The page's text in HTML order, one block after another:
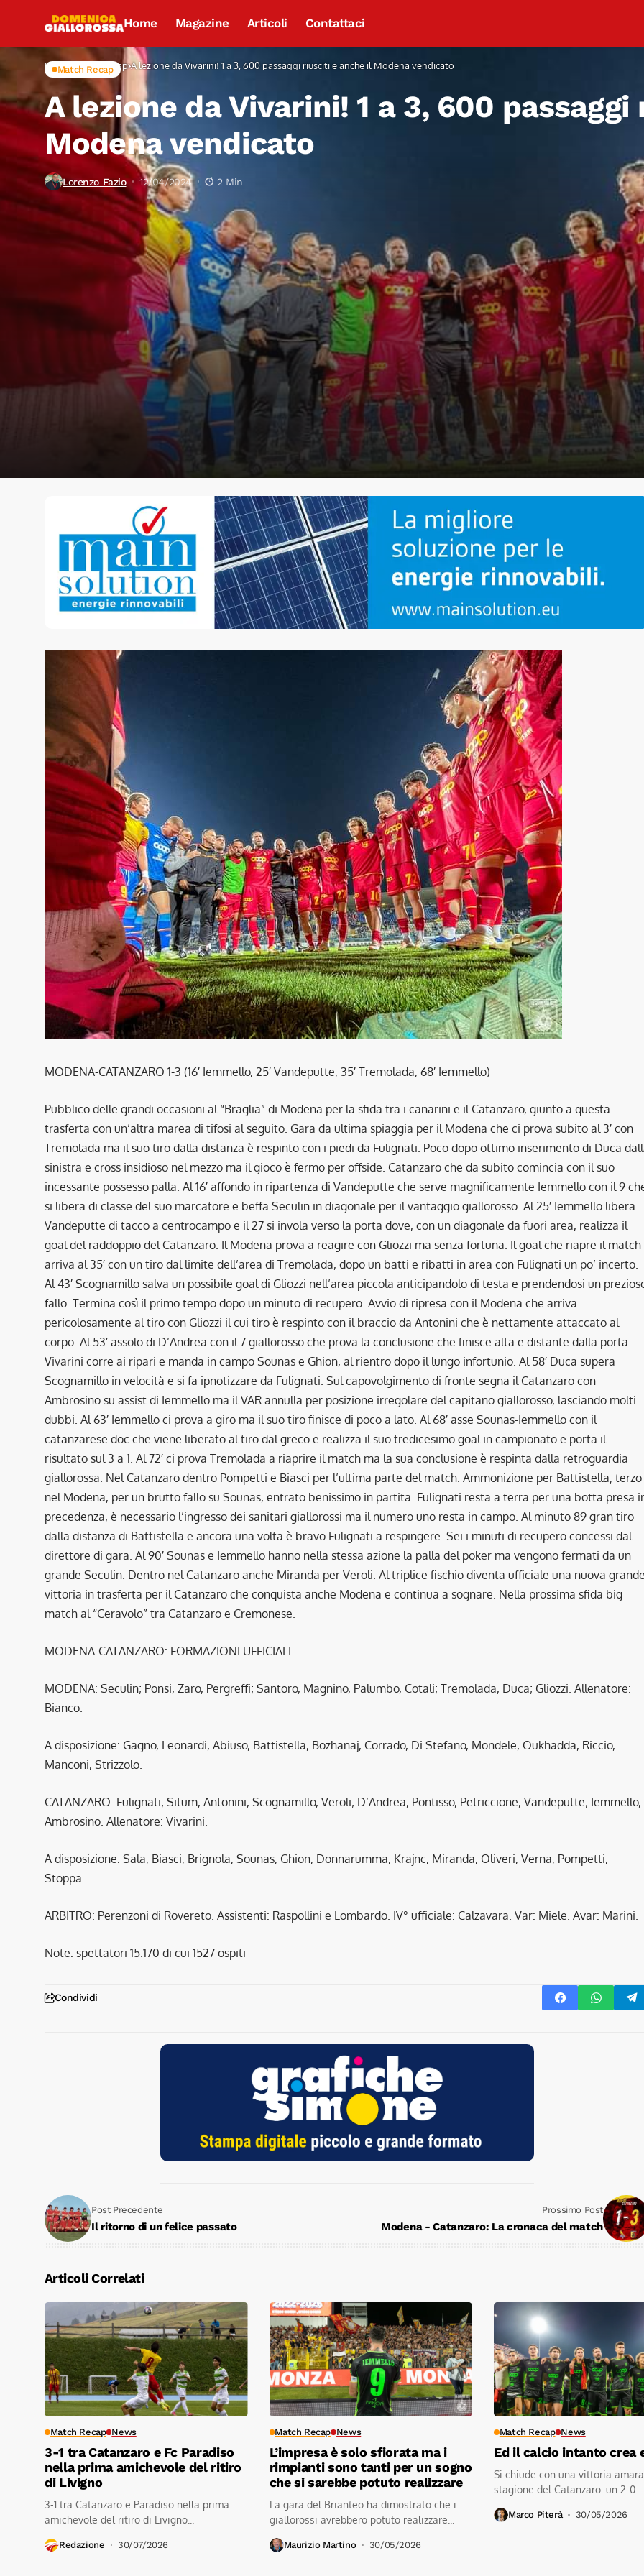
Home Magazine Articoli Contattaci
Home Match Recap A lezione da Vivarini! 1 a 3, 600 passaggi riusciti e anche il Modena vendicato
Match Recap
A lezione da Vivarini! 1 a 3, 600
Modena vendicato
Lorenzo Fazio 12/04/2024 2 Min
MODENA-CATANZARO 1-3 (16′ Iemmello, 25′ Vandeputte, 35′ Tremolada, 68′ Iemmello)
Pubblico delle grandi occasioni al “Braglia” di Modena per la sfida tra i canarini e il Catanzaro, giunto a questa
trasferta con un’altra marea di tifosi al seguito. Gara da ultima spiaggia per il Modena che ci prova subito al 3′ con
Tremolada ma il suo tiro dalla distanza è respinto con i piedi da Fulignati. Poco dopo ottimo inserimento di Duca
sinistra e cross insidioso nel mezzo ma il gioco è fermo per offside. Catanzaro che da subito comincia con il suo
incessante possesso palla. Al 16′ affondo in ripartenza di Vandeputte che serve magnificamente Iemmello con il 9
si libera di classe del suo marcatore e beffa Seculin in diagonale per il vantaggio giallorosso. Al 25′ Iemmello libera
Vandeputte di tacco a centrocampo e il 27 si invola verso la porta dove, con un diagonale da fuori area, realizza il
goal del raddoppio del Catanzaro. Il Modena prova a reagire con Gliozzi ma senza fortuna. Il goal che riapre il match
arriva al 35′ con un tiro dal limite dell’area di Tremolada, dopo un batti e ribatti in area con Fulignati un po’ incerto.
Al 43′ Scognamillo salva un possibile goal di Gliozzi nell’area piccola anticipandolo di testa e prendendosi un
fallo. Termina così il primo tempo dopo un minuto di recupero. Avvio di ripresa con il Modena che arriva
pericolosamente al tiro con Gliozzi il cui tiro è respinto con il braccio da Antonini che è nettamente attaccato al
corpo. Al 53′ assolo di D’Andrea con il 7 giallorosso che prova la conclusione che finisce alta e distante dalla porta.
Vivarini corre ai ripari e manda in campo Sounas e Ghion, al rientro dopo il lungo infortunio. Al 58′ Duca supera
Scognamillo in velocità e si fa ipnotizzare da Fulignati. Sul capovolgimento di fronte segna il Catanzaro con
Ambrosino su assist di Iemmello ma il VAR annulla per posizione irregolare del capitano giallorosso, lasciando molti
dubbi. Al 63′ Iemmello ci prova a giro ma il suo tiro finisce di poco a lato. Al 68′ asse Sounas-Iemmello con il
catanzarese doc che viene liberato al tiro dal greco e realizza il suo tredicesimo goal in campionato e porta il
risultato sul 3 a 1. Al 72′ ci prova Tremolada a riaprire il match ma la sua conclusione è respinta dalla retroguardia
giallorossa. Nel Catanzaro dentro Pompetti e Biasci per l’ultima parte del match. Ammonizione per Battistella, terzo
nel Modena, per un brutto fallo su Sounas, entrato benissimo in partita. Fulignati resta a terra per una botta presa
precedenza, è necessario l’ingresso dei sanitari giallorossi ma il numero uno resta in campo. Al minuto 89 gran tiro
dalla distanza di Battistella e ancora una volta è bravo Fulignati a respingere. Sei i minuti di recupero concessi dal
direttore di gara. Al 90′ Sounas e Iemmello hanno nella stessa azione la palla del poker ma vengono fermati da un
grande Seculin. Dentro nel Catanzaro anche Miranda per Veroli. Al triplice fischio diventa ufficiale una nuova
vittoria in trasferta per il Catanzaro che conquista anche Modena e continua a sognare. Nella prossima sfida big
match al “Ceravolo” tra Catanzaro e Cremonese.
MODENA-CATANZARO: FORMAZIONI UFFICIALI
MODENA: Seculin; Ponsi, Zaro, Pergreffi; Santoro, Magnino, Palumbo, Cotali; Tremolada, Duca; Gliozzi. Allenatore:
Bianco.
A disposizione: Gagno, Leonardi, Abiuso, Battistella, Bozhanaj, Corrado, Di Stefano, Mondele, Oukhadda, Riccio,
Manconi, Strizzolo.
CATANZARO: Fulignati; Situm, Antonini, Scognamillo, Veroli; D’Andrea, Pontisso, Petriccione, Vandeputte; Iemmello,
Ambrosino. Allenatore: Vivarini.
A disposizione: Sala, Biasci, Brignola, Sounas, Ghion, Donnarumma, Krajnc, Miranda, Oliveri, Verna, Pompetti,
Stoppa.
ARBITRO: Perenzoni di Rovereto. Assistenti: Raspollini e Lombardo. IV° ufficiale: Calzavara. Var: Miele. Avar: Marini.
Note: spettatori 15.170 di cui 1527 ospiti
Condividi
Post Precedente
Il ritorno di un felice passato
Prossimo Post
Modena - Catanzaro: La cronaca del match
Articoli Correlati
Match Recap News
3-1 tra Catanzaro e Fc Paradiso
nella prima amichevole del ritiro
di Livigno
3-1 tra Catanzaro e Paradiso nella prima
amichevole del ritiro di Livigno...
Redazione 30/07/2026
Match Recap News
L’impresa è solo sfiorata ma i
rimpianti sono tanti per un sogno
che si sarebbe potuto realizzare
La gara del Brianteo ha dimostrato che i
giallorossi avrebbero potuto realizzare...
Maurizio Martino 30/05/2026
Match Recap News
Ed il calcio intanto crea
Si chiude con una vittoria
stagione del Catanzaro: un 2-0...
Marco Piterà 30/05/2026